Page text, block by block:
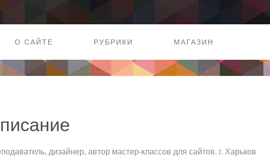
О САЙТЕ РУБРИКИ МАГАЗИН
дизайнер, автор мастер-классов для сайтов. г. Харьков